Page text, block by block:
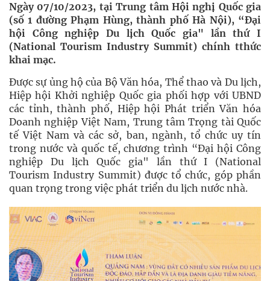
Ngày 07/10/2023, tại Trung tâm Hội nghị Quốc gia
(số 1 đường Phạm Hùng, thành phố Hà Nội), “Đại
hội Công nghiệp Du lịch Quốc gia" lần thứ I
(National Tourism Industry Summit) chính tthức
khai mạc.
Được sự ủng hộ của Bộ Văn hóa, Thể thao và Du lịch,
Hiệp hội Khởi nghiệp Quốc gia phối hợp với UBND
các tỉnh, thành phố, Hiệp hội Phát triển Văn hóa
Doanh nghiệp Việt Nam, Trung tâm Trọng tài Quốc
tế Việt Nam và các sở, ban, ngành, tổ chức uy tín
trong nước và quốc tế, chương trình “Đại hội Công
nghiệp Du lịch Quốc gia" lần thứ I (National
Tourism Industry Summit) được tổ chức, góp phần
quan trọng trong việc phát triển du lịch nước nhà.